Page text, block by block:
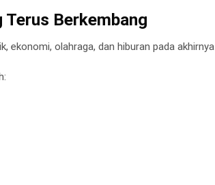
Terus Berkembang
ekonomi, olahraga, dan hiburan pada